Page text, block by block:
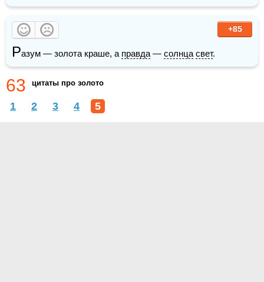
+85
Разум — золота краше, а правда — солнца свет.
63 цитаты про золото
1 2 3 4 5